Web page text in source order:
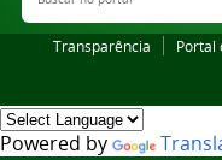
Transparência Portal
Powered by